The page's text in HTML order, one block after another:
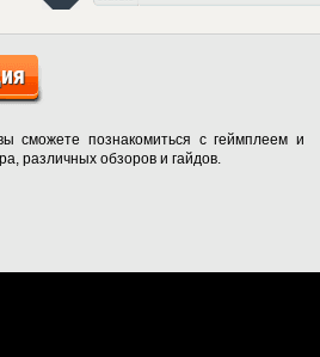
сможете познакомиться с геймплеем и
различных обзоров и гайдов.